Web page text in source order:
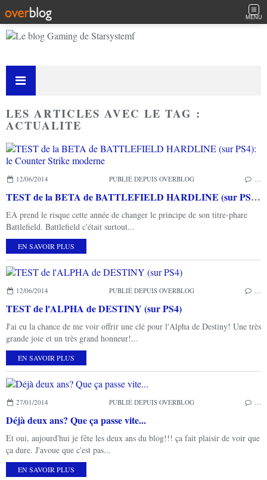
MENU
LES ARTICLES AVEC LE TAG :
ACTUALITE
12/06/2014 PUBLIÉ DEPUIS OVERBLOG
TEST de la BETA de BATTLEFIELD HARDLINE (sur PS4): le Counter Strike moderne
EA prend le risque cette année de changer le principe de son titre-phare
Battlefield. Battlefield c'était surtout...
EN SAVOIR PLUS
12/06/2014 PUBLIÉ DEPUIS OVERBLOG
TEST de l'ALPHA de DESTINY (sur PS4)
J'ai eu la chance de me voir offrir une clé pour l'Alpha de Destiny! Une très
grande joie et un très grand honneur!...
EN SAVOIR PLUS
27/01/2014 PUBLIÉ DEPUIS OVERBLOG
Déjà deux ans? Que ça passe vite...
Et oui, aujourd'hui je fête les deux ans du blog!!! ça fait plaisir de voir que
ça dure. J'avoue que c'est pas...
EN SAVOIR PLUS